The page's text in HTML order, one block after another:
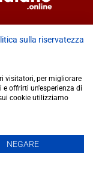
registrata
del 17/07/2024 |
sulla riservatezza
visitatori, per migliorare
offrirti un'esperienza di
cookie utilizziamo
NEGARE